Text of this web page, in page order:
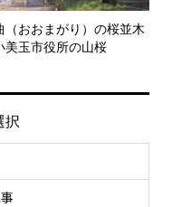
（おおまがり）の桜並木
美玉市役所の山桜
択